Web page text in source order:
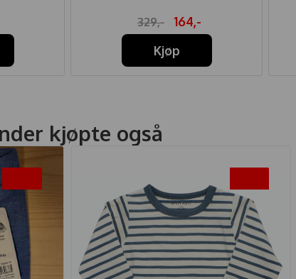
329,-
164,-
Kjøp
kjøpte også